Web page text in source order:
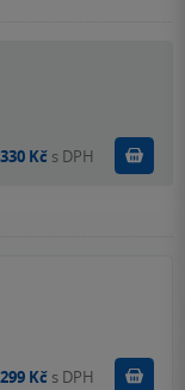
330 Kč s DPH
299 Kč s DPH Koupit